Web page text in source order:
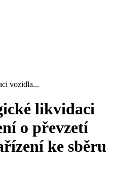
vozidla...
likvidaci
o převzetí
ke sběru